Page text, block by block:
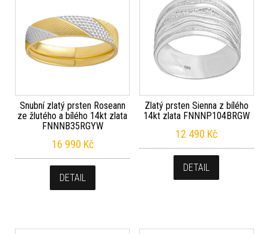
Snubní zlatý prsten Roseann
ze žlutého a bílého 14kt zlata
FNNNB35RGYW
16 990 Kč
DETAIL
Zlatý prsten Sienna z bílého
14kt zlata FNNNP104BRGW
12 490 Kč
DETAIL